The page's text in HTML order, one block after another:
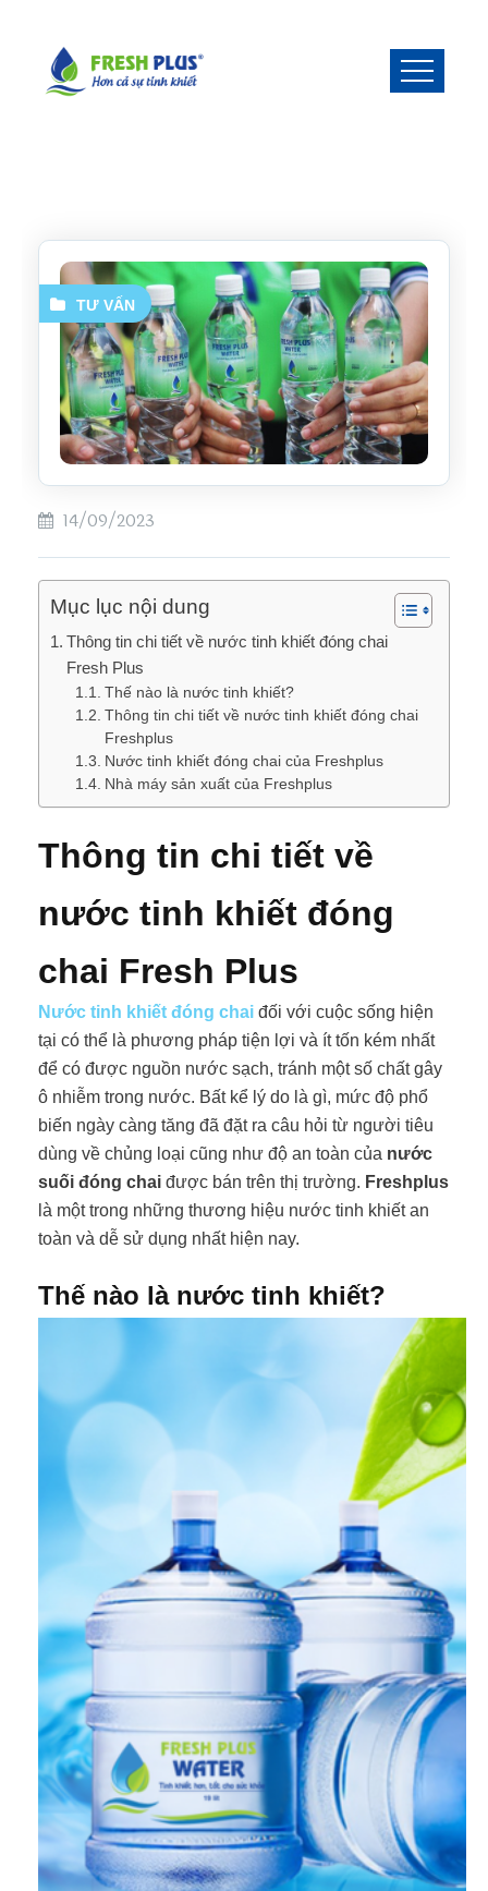
TƯ VẤN
14/09/2023
Mục lục nội dung
Thông tin chi tiết về nước tinh khiết đóng chai
Fresh Plus
Thế nào là nước tinh khiết?
Thông tin chi tiết về nước tinh khiết đóng chai
Freshplus
Nước tinh khiết đóng chai của Freshplus
Nhà máy sản xuất của Freshplus
Thông tin chi tiết về
nước tinh khiết đóng
chai Fresh Plus
Nước tinh khiết đóng chai đối với cuộc sống hiện
tại có thể là phương pháp tiện lợi và ít tốn kém nhất
để có được nguồn nước sạch, tránh một số chất gây
ô nhiễm trong nước. Bất kể lý do là gì, mức độ phổ
biến ngày càng tăng đã đặt ra câu hỏi từ người tiêu
dùng về chủng loại cũng như độ an toàn của nước
suối đóng chai được bán trên thị trường. Freshplus
là một trong những thương hiệu nước tinh khiết an
toàn và dễ sử dụng nhất hiện nay.
Thế nào là nước tinh khiết?